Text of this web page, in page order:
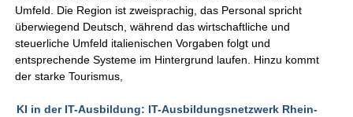
Umfeld. Die Region ist zweisprachig, das Personal spricht
überwiegend Deutsch, während das wirtschaftliche und
steuerliche Umfeld italienischen Vorgaben folgt und
entsprechende Systeme im Hintergrund laufen. Hinzu kommt
der starke Tourismus,
KI in der IT-Ausbildung: IT-Ausbildungsnetzwerk Rhein-